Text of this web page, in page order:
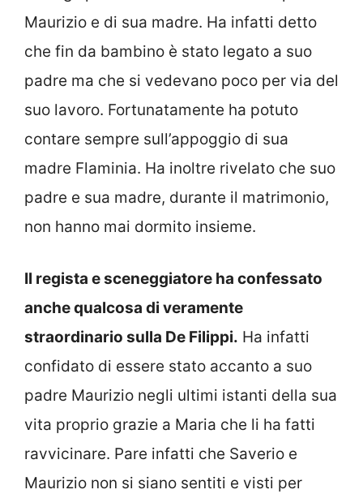
Maurizio e di sua madre. Ha infatti detto
che fin da bambino è stato legato a suo
padre ma che si vedevano poco per via del
suo lavoro. Fortunatamente ha potuto
contare sempre sull’appoggio di sua
madre Flaminia. Ha inoltre rivelato che suo
padre e sua madre, durante il matrimonio,
non hanno mai dormito insieme.
Il regista e sceneggiatore ha confessato
anche qualcosa di veramente
straordinario sulla De Filippi. Ha infatti
confidato di essere stato accanto a suo
padre Maurizio negli ultimi istanti della sua
vita proprio grazie a Maria che li ha fatti
ravvicinare. Pare infatti che Saverio e
Maurizio non si siano sentiti e visti per